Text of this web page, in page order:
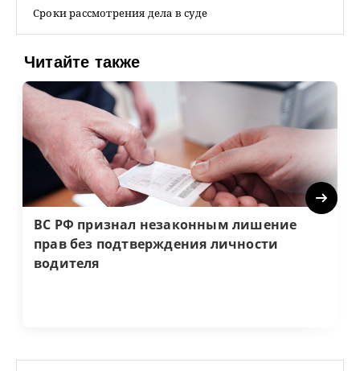
Сроки рассмотрения дела в суде
Читайте также
ВС РФ признал незаконным лишение
прав без подтверждения личности
водителя
Next